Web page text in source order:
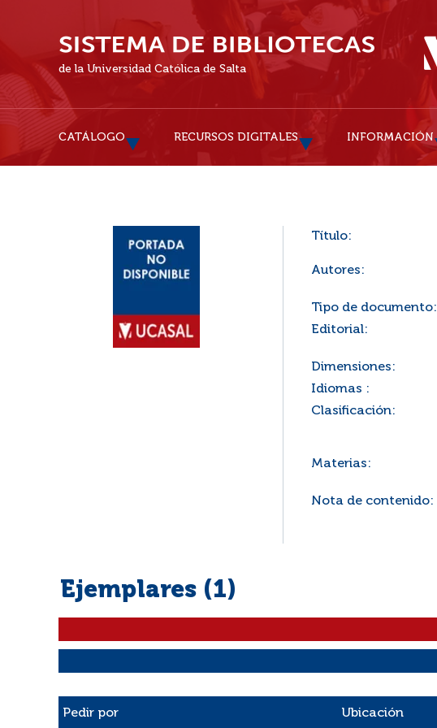
de la Universidad Católica de Salta
CATÁLOGO RECURSOS DIGITALES INFORMACIÓN
Título:
Autores:
Tipo de documento:
Editorial:
Dimensiones:
Idiomas :
Clasificación:
Materias:
Nota de contenido:
Ejemplares (1)
Pedir por Ubicación